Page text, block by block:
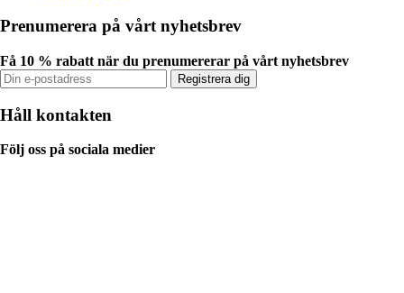
Prenumerera på vårt nyhetsbrev
Få 10 % rabatt när du prenumererar på vårt nyhetsbrev
Registrera dig
Håll kontakten
Följ oss på sociala medier